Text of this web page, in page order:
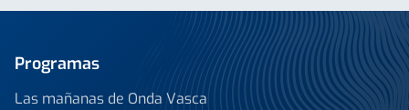
Programas
Las mañanas de Onda Vasca